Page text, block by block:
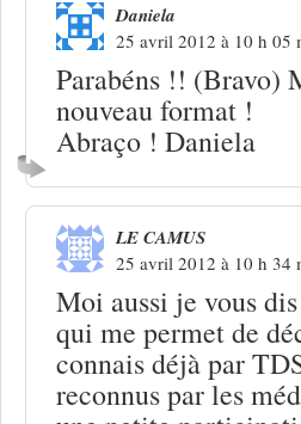
Daniela
25 avril 2012 à 10 h 05
Parabéns !! (Bravo)
nouveau format !
Abraço ! Daniela
LE CAMUS
25 avril 2012 à 10 h 34
Moi aussi je vous
qui me permet de
connais déjà par
reconnus par les